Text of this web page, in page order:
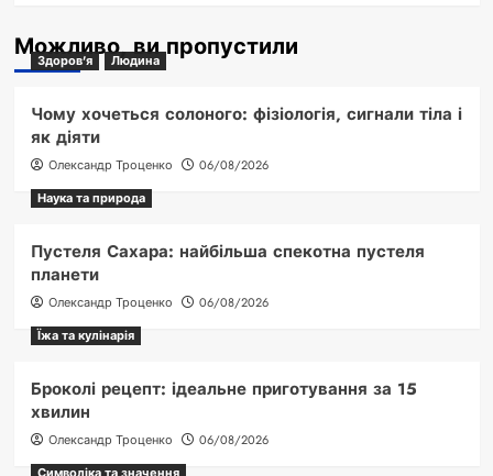
Можливо, ви пропустили
Здоров'я Людина
Чому хочеться солоного: фізіологія, сигнали тіла і
як діяти
Олександр Троценко
06/08/2026
Наука та природа
Пустеля Сахара: найбільша спекотна пустеля
планети
Олександр Троценко
06/08/2026
Їжа та кулінарія
Броколі рецепт: ідеальне приготування за 15
хвилин
Олександр Троценко
06/08/2026